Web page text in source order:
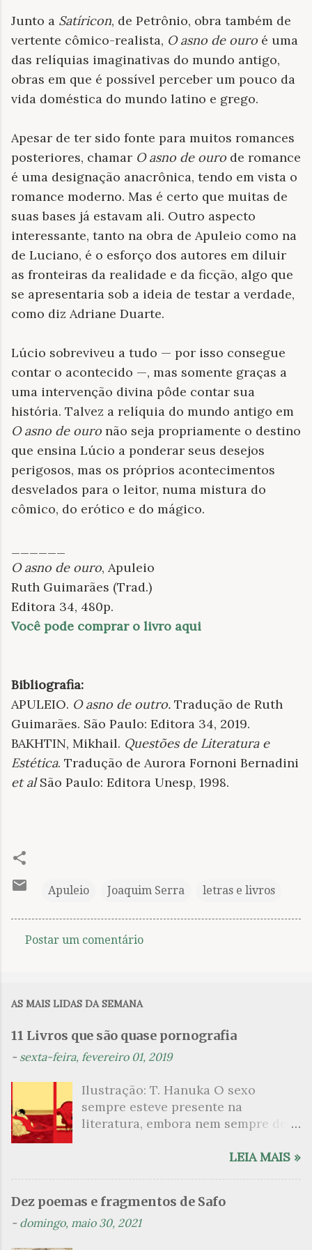
Junto a Satíricon, de Petrônio, obra também de
vertente cômico-realista, O asno de ouro é uma
das relíquias imaginativas do mundo antigo,
obras em que é possível perceber um pouco da
vida doméstica do mundo latino e grego.
Apesar de ter sido fonte para muitos romances
posteriores, chamar O asno de ouro de romance
é uma designação anacrônica, tendo em vista o
romance moderno. Mas é certo que muitas de
suas bases já estavam ali. Outro aspecto
interessante, tanto na obra de Apuleio como na
de Luciano, é o esforço dos autores em diluir
as fronteiras da realidade e da ficção, algo que
se apresentaria sob a ideia de testar a verdade,
como diz Adriane Duarte.
Lúcio sobreviveu a tudo — por isso consegue
contar o acontecido —, mas somente graças a
uma intervenção divina pôde contar sua
história. Talvez a relíquia do mundo antigo em
O asno de ouro não seja propriamente o destino
que ensina Lúcio a ponderar seus desejos
perigosos, mas os próprios acontecimentos
desvelados para o leitor, numa mistura do
cômico, do erótico e do mágico.
O asno de ouro, Apuleio
Ruth Guimarães (Trad.)
Editora 34, 480p.
Você pode comprar o livro aqui
Bibliografia:
APULEIO. O asno de outro. Tradução de Ruth
Guimarães. São Paulo: Editora 34, 2019.
BAKHTIN, Mikhail. Questões de Literatura e
Estética. Tradução de Aurora Fornoni Bernadini
et alSão Paulo: Editora Unesp, 1998.
Apuleio Joaquim Serra letras e livros
n
t
i
o
Postar um comentário
AS MAIS LIDAS DA SEMANA
11 Livros que são quase pornografia
- sexta-feira, fevereiro 01, 2019
Ilustração: T. Hanuka O sexo
sempre esteve presente na
literatura, embora nem sempre de
que mergulharam em sua própria
psicanalítico e findaram por revelar
a partir dessa intimidade o lado
LEIA MAIS »
Dez poemas e fragmentos de Safo
- domingo, maio 30, 2021